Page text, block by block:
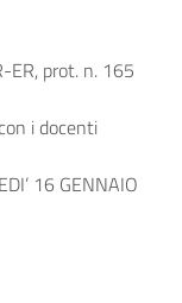
ER, prot. n. 165
i docenti
16 GENNAIO